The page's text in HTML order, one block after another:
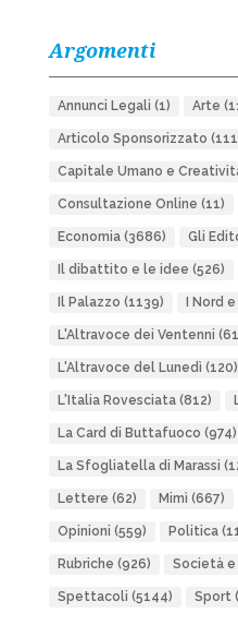
Argomenti
Annunci Legali (1) Arte
Articolo Sponsorizzato
Capitale Umano e
Consultazione Online (11)
Economia(3686) Gli
Il dibattito e le idee (526)
Il Palazzo (1139) I Nord
L'Altravoce dei Ventenni
L'Altravoce del Lunedì (120)
L'Italia Rovesciata(812)
La Card di Buttafuoco (974)
La Sfogliatella di Marassi
Lettere (62) Mimì (667)
Opinioni (559) Politica
Rubriche (926) Società e
Spettacoli (5144) Sport